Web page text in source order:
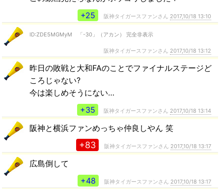
+25
阪神タイガースファンさん 2017,10/18 13:10
ID:ZDE5MGMyM 「-30」（アカン） 完全非表示
阪神タイガースファンさん 2017,10/18 13:12
昨日の敗戦と大和FAのことでファイナルステージど
ころじゃない?
今は楽しめそうにない…
+35
阪神タイガースファンさん 2017,10/18 13:14
阪神と横浜ファンめっちゃ仲良しやん 笑
+83 阪神タイガースファンさん 2017,10/18 13:17
広島倒して
+48
阪神タイガースファンさん 2017,10/18 13:17